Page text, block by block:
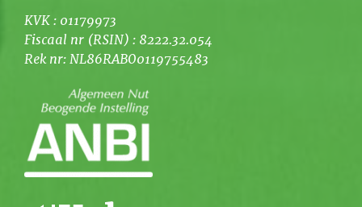
KVK : 01179973
Fiscaal nr (RSIN) : 8222.32.054
Rek nr: NL86RABO0119755483